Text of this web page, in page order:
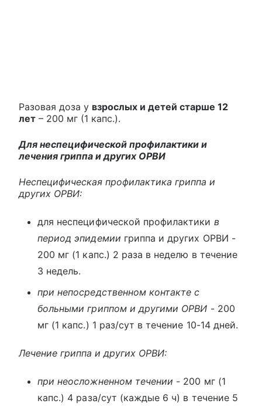
Разовая доза у взрослых и детей старше 12
лет – 200 мг (1 капс.).
Для неспецифической профилактики и
лечения гриппа и других ОРВИ
Неспецифическая профилактика гриппа и
других ОРВИ:
для неспецифической профилактики в
период эпидемии гриппа и других ОРВИ -
200 мг (1 капс.) 2 раза в неделю в течение
3 недель.
при непосредственном контакте с
больными гриппом и другими ОРВИ - 200
мг (1 капс.) 1 раз/сут в течение 10-14 дней.
Лечение гриппа и других ОРВИ:
при неосложненном течении - 200 мг (1
капс.) 4 раза/сут (каждые 6 ч) в течение 5